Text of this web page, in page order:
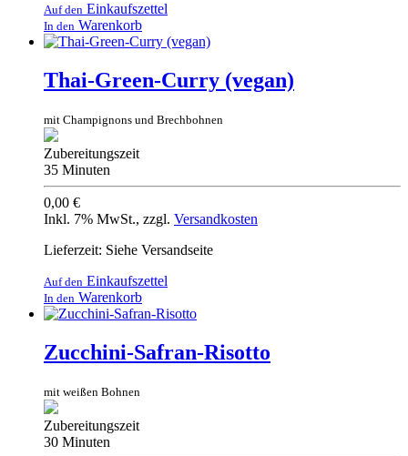
Auf den Einkaufszettel
In den Warenkorb
Thai-Green-Curry (vegan)
mit Champignons und Brechbohnen
Zubereitungszeit
35 Minuten
0,00 €
Inkl. 7% MwSt., zzgl. Versandkosten
Lieferzeit: Siehe Versandseite
Auf den Einkaufszettel
In den Warenkorb
Zucchini-Safran-Risotto
mit weißen Bohnen
Zubereitungszeit
30 Minuten